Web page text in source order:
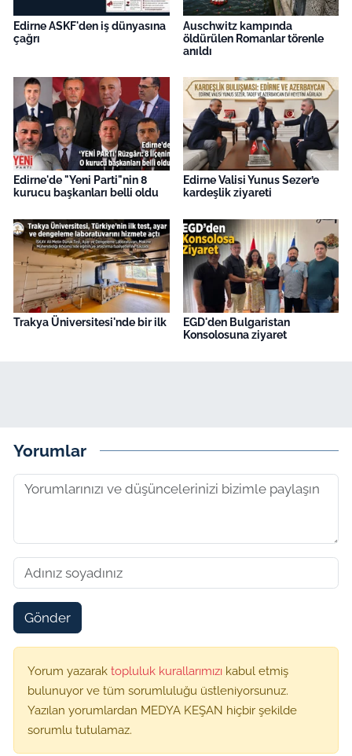
Edirne ASKF'den iş dünyasına
çağrı
Auschwitz kampında
öldürülen Romanlar törenle
anıldı
Edirne'de "Yeni Parti"nin 8
kurucu başkanları belli oldu
Edirne Valisi Yunus Sezer’e
kardeşlik ziyareti
Trakya Üniversitesi'nde bir ilk
EGD'den Bulgaristan
Konsolosuna ziyaret
Yorumlar
Gönder
Yorum yazarak topluluk kurallarımızı kabul etmiş
bulunuyor ve tüm sorumluluğu üstleniyorsunuz.
Yazılan yorumlardan MEDYA KEŞAN hiçbir şekilde
sorumlu tutulamaz.